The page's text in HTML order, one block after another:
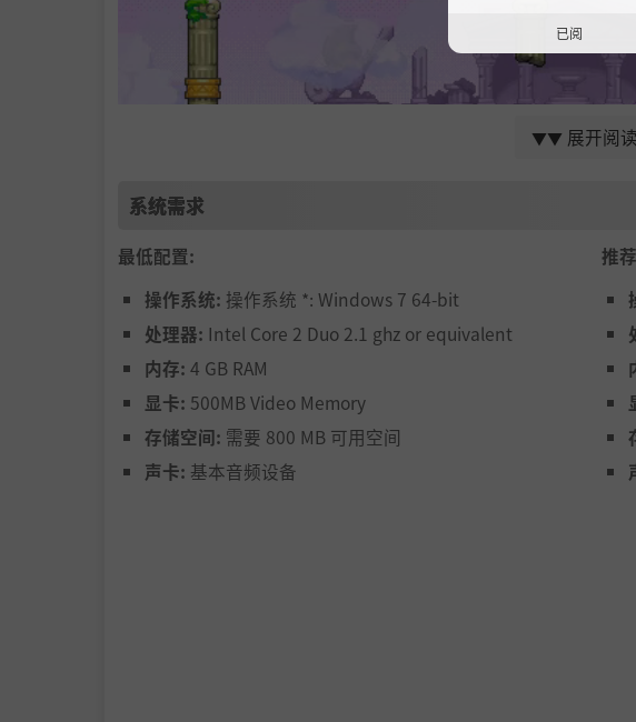
《双箭头豪华版》完成了全面的美术重制。从角色到背景，从动
拉满弓、瞄高空，一箭射向视觉巅峰。
告别古早的20帧，我们将游戏帧率提升至丝滑的60FPS，画面也
8%。此外，我们还加入了全新像素风序章动画与结局插画，精美
▼▼ 展开阅读
系统需求
最低配置:
操作系统: 操作系统 *: Windows 7 64-bit
处理器: Intel Core 2 Duo 2.1 ghz or equivalent
内存: 4 GB RAM
显卡: 500MB Video Memory
存储空间: 需要 800 MB 可用空间
声卡: 基本音频设备
推
已阅